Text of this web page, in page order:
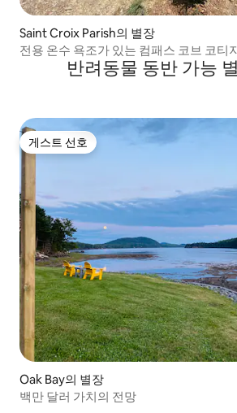
Saint Croix Parish의 별장
전용 온수 욕조가 있는 컴패스 코브 코티
반려동물 동반 가능
게스트 선호
게스트 선호
Oak Bay의 별장
백만 달러 가치의 전망